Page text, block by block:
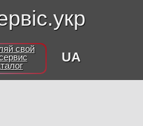
свой
UA